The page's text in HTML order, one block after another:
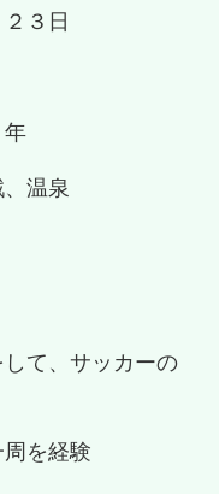
３日
温泉
て、サッカーの
を経験